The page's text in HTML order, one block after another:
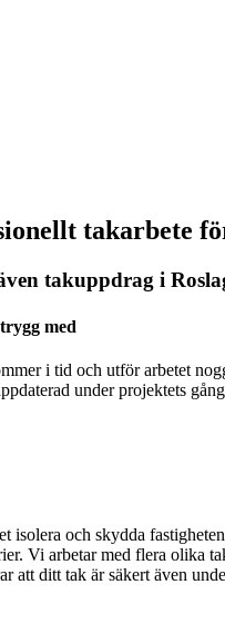
takarbete
takuppdrag i
med
i tid och utför arbetet
under projektets
isolera och skydda
Vi arbetar med flera olika
att ditt tak är säkert även